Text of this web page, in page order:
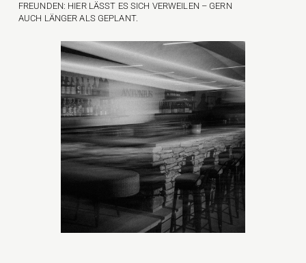
REUNDEN: HIER LÄSST ES SICH VERWEILEN – GERN A
UCH LÄNGER ALS GEPLANT.